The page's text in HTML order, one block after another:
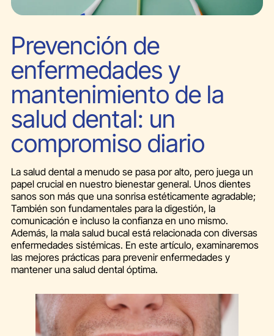
Prevención de
enfermedades y
mantenimiento de la
salud dental: un
compromiso diario
La salud dental a menudo se pasa por alto, pero juega un
papel crucial en nuestro bienestar general. Unos dientes
sanos son más que una sonrisa estéticamente agradable;
También son fundamentales para la digestión, la
comunicación e incluso la confianza en uno mismo.
Además, la mala salud bucal está relacionada con diversas
enfermedades sistémicas. En este artículo, examinaremos
las mejores prácticas para prevenir enfermedades y
mantener una salud dental óptima.